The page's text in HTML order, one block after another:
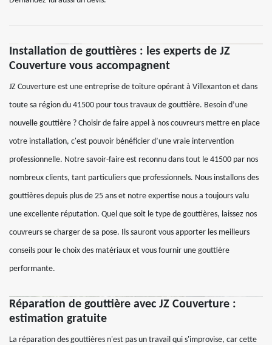
Installation de gouttières : les experts de JZ
Couverture vous accompagnent
JZ Couverture est une entreprise de toiture opérant à Villexanton et dans
toute sa région du 41500 pour tous travaux de gouttière. Besoin d’une
nouvelle gouttière ? Choisir de faire appel à nos couvreurs mettre en place
votre installation, c'est pouvoir bénéficier d’une vraie intervention
professionnelle. Notre savoir-faire est reconnu dans tout le 41500 par nos
nombreux clients, tant particuliers que professionnels. Nous installons des
gouttières depuis plus de 25 ans et notre expertise nous a toujours valu
une excellente réputation. Quel que soit le type de gouttières, laissez nos
couvreurs se charger de sa pose. Ils sauront vous apporter les meilleurs
conseils pour le choix des matériaux et vous fournir une gouttière
performante.
Réparation de gouttière avec JZ Couverture :
estimation gratuite
La réparation des gouttières n'est pas un travail qui s'improvise, car cette